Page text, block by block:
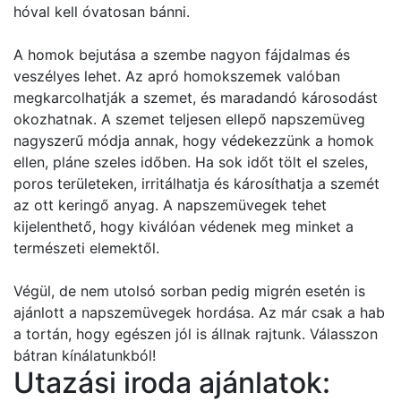
hóval kell óvatosan bánni.
A homok bejutása a szembe nagyon fájdalmas és
veszélyes lehet. Az apró homokszemek valóban
megkarcolhatják a szemet, és maradandó károsodást
okozhatnak. A szemet teljesen ellepő napszemüveg
nagyszerű módja annak, hogy védekezzünk a homok
ellen, pláne szeles időben. Ha sok időt tölt el szeles,
poros területeken, irritálhatja és károsíthatja a szemét
az ott keringő anyag. A napszemüvegek tehet
kijelenthető, hogy kiválóan védenek meg minket a
természeti elemektől.
Végül, de nem utolsó sorban pedig migrén esetén is
ajánlott a napszemüvegek hordása. Az már csak a hab
a tortán, hogy egészen jól is állnak rajtunk. Válasszon
bátran kínálatunkból!
Utazási iroda ajánlatok: